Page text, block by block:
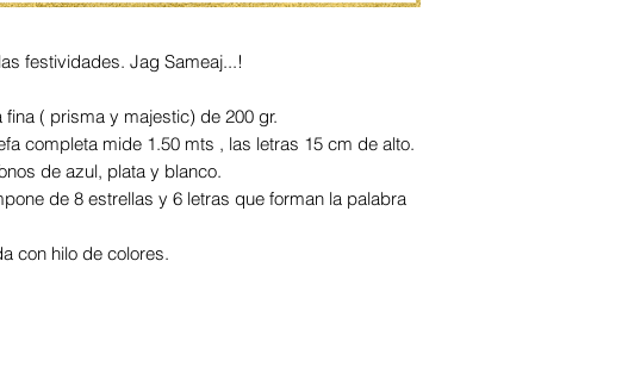
festividades. Jag Sameaj...!
fina ( prisma y majestic) de 200 gr.
completa mide 1.50 mts , las letras 15 cm de alto.
de azul, plata y blanco.
de 8 estrellas y 6 letras que forman la palabra
con hilo de colores.